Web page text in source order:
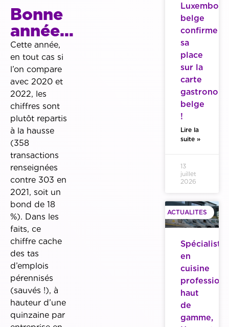
Bonne
année…
Cette année,
en tout cas si
l’on compare
avec 2020 et
2022, les
chiffres sont
plutôt repartis
à la hausse
(358
transactions
renseignées
contre 303 en
2021, soit un
bond de 18
%). Dans les
faits, ce
chiffre cache
des tas
d’emplois
pérennisés
(sauvés !), à
hauteur d’une
quinzaine par
belge
confirme
sa
place
sur la
carte
belge
!
Lire la
suite »
13
juillet
2026
ACTUALITES
Spécialiste
en
cuisine
haut
de
gamme,